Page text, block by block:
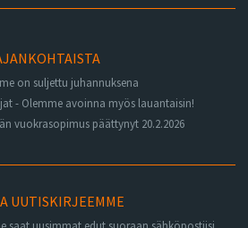
on suljettu juhannuksena
- Olemme avoinna myös lauantaisin!
vuokrasopimus päättynyt 20.2.2026
UUTISKIRJEEMME